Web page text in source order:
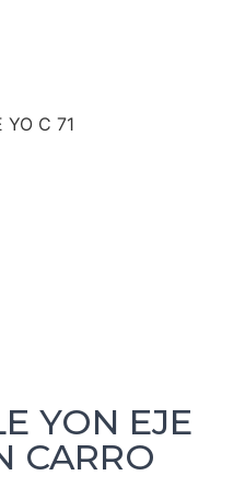
YO C 71
YON EJE
CARRO